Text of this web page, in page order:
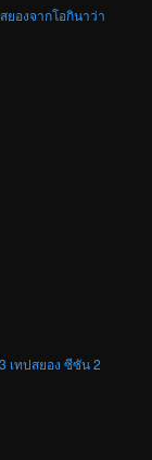
ยองจากโอกินาว่า
เทปสยอง ซีซัน 2